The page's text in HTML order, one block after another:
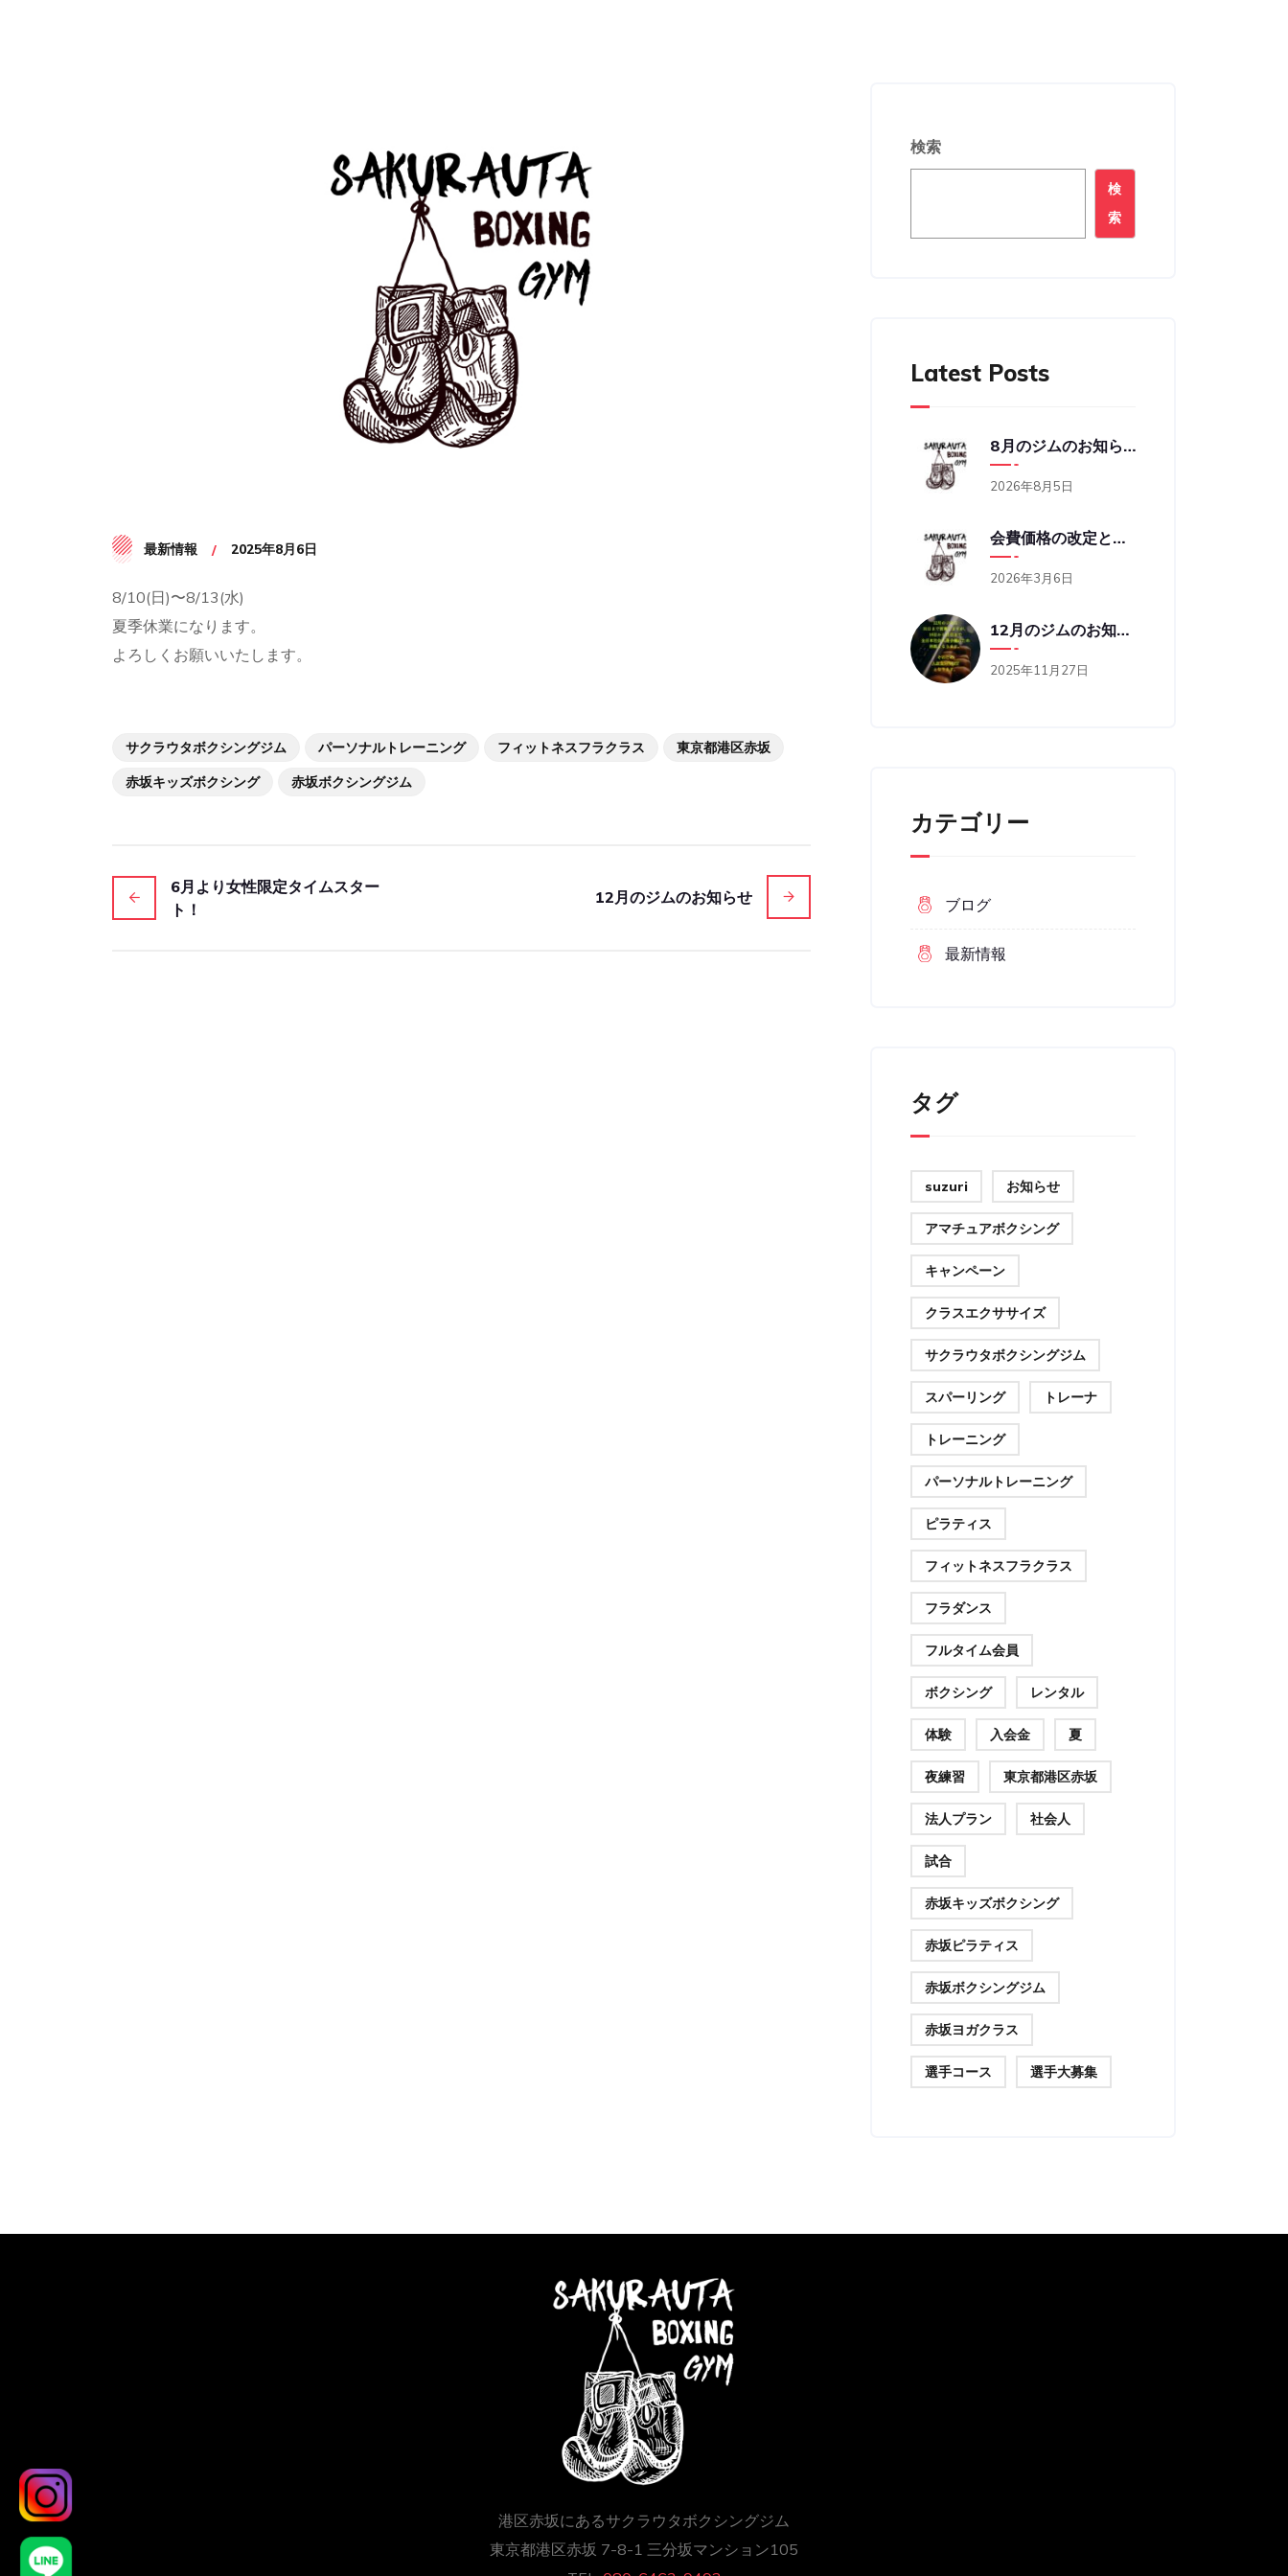
最新情報 2025年8月6日
8/10(日)〜8/13(水)
夏季休業になります。
よろしくお願いいたします。
サクラウタボクシングジム パーソナルトレーニング フィットネスフラクラス
東京都港区赤坂
赤坂キッズボクシング
赤坂ボクシングジム
6月より女性限定タイムスター
ト！
12月のジムのお知らせ
検索
検
索
Latest Posts
8月のジムのお知らせ
2026年8月5日
会費価格の改定と営業時間の変更のお知らせ
2026年3月6日
12月のジムのお知らせ
2025年11月27日
カテゴリー
ブログ
最新情報
タグ
suzuri お知らせ
アマチュアボクシング
キャンペーン
クラスエクササイズ
サクラウタボクシングジム
スパーリング トレーナ
トレーニング
パーソナルトレーニング
ピラティス
フィットネスフラクラス
フラダンス
フルタイム会員
ボクシング レンタル
体験 入会金 夏
夜練習 東京都港区赤坂
法人プラン 社会人
試合
赤坂キッズボクシング
赤坂ピラティス
赤坂ボクシングジム
赤坂ヨガクラス
選手コース 選手大募集
港区赤坂にあるサクラウタボクシングジム
東京都港区赤坂 7-8-1 三分坂マンション105